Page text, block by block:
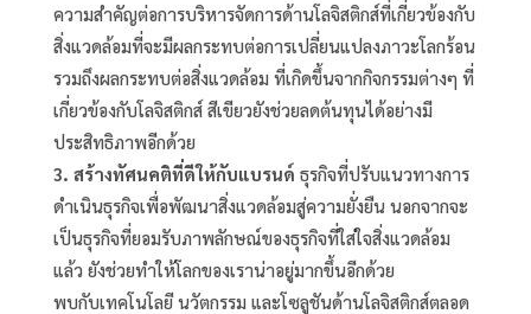
ความสำคัญต่อการบริหารจัดการด้านโลจิสติกส์ที่เกี่ยวข้องกับ
สิ่งแวดล้อมที่จะมีผลกระทบต่อการเปลี่ยนแปลงภาวะโลกร้อน
รวมถึงผลกระทบต่อสิ่งแวดล้อม ที่เกิดขึ้นจากกิจกรรมต่างๆ ที่
เกี่ยวข้องกับโลจิสติกส์ สีเขียวยังช่วยลดต้นทุนได้อย่างมี
ประสิทธิภาพอีกด้วย
3. สร้างทัศนคติที่ดีให้กับแบรนด์ ธุรกิจที่ปรับแนวทางการ
ดำเนินธุรกิจเพื่อพัฒนาสิ่งแวดล้อมสู่ความยั่งยืน นอกจากจะ
เป็นธุรกิจที่ยอมรับภาพลักษณ์ของธุรกิจที่ใส่ใจสิ่งแวดล้อม
แล้ว ยังช่วยทำให้โลกของเราน่าอยู่มากขึ้นอีกด้วย
พบกับเทคโนโลยี นวัตกรรม และโซลูชันด้านโลจิสติกส์ตลอด